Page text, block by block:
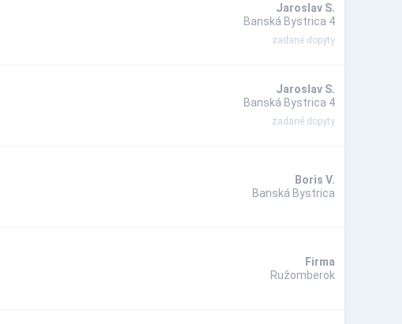
Jaroslav S.
Banská Bystrica 4
zadané dopyty
Jaroslav S.
Banská Bystrica 4
zadané dopyty
Boris V.
Banská Bystrica
Firma
Ružomberok